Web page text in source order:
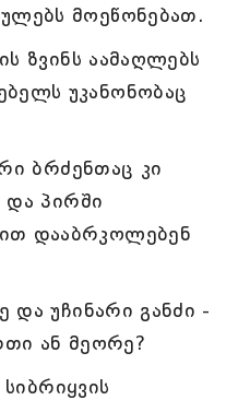
მოეწონებათ.
ზვინს აამაღლებს
უკანონობაც
ბრძენთაც კი
და პირში
დააბრკოლებენ
უჩინარი განძი -
ან მეორე?